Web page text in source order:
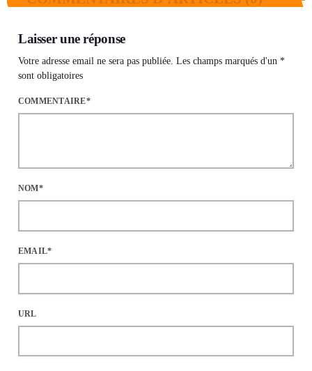
Laisser une réponse
Votre adresse email ne sera pas publiée. Les champs marqués d'un *
sont obligatoires
COMMENTAIRE*
NOM*
EMAIL*
URL